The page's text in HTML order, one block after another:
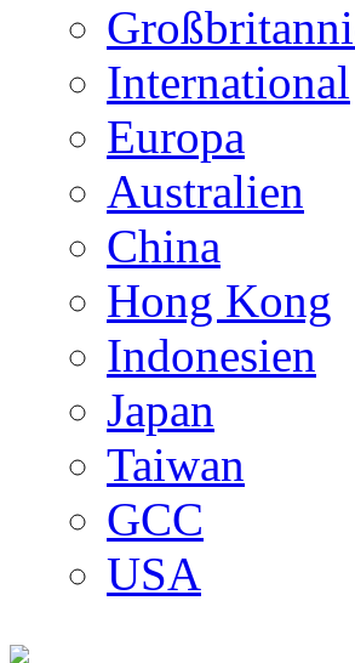
International
Europa
Australien
China
Hong Kong
Indonesien
Japan
Taiwan
GCC
USA